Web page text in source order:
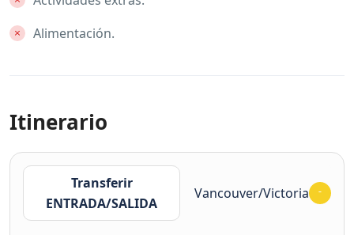
Alimentación.
Itinerario
Transferir
ENTRADA/SALIDA
Vancouver/Victoria